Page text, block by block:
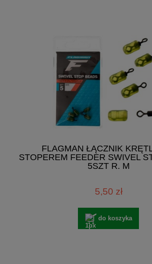
FLAGMAN ŁĄCZNIK
STOPEREM FEEDER SWIVEL
5SZT R. M
5,50 zł
do koszyka